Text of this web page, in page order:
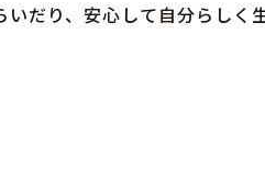
だり、安心して自分らしく